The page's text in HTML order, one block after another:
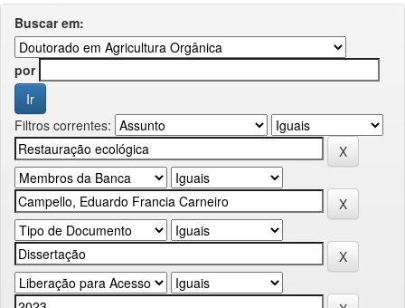
Buscar em:
por
Filtros correntes: